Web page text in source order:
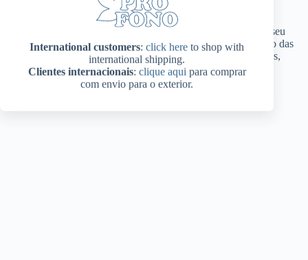
International customers: click here to shop with
international shipping.
Clientes internacionais: clique aqui para comprar
com envio para o exterior.
o fonoaudiólogo responsável poderá sugerir a seu
paciente que coloque os Adesivos Pró-Fono para Generalização das
Posturas Miofuncionais Orais nos mais variados locais: espelhos,
cadernos, mesas de trabalho, bicicletas etc.